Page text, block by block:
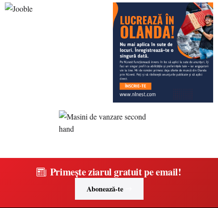
Primește ziarul gratuit pe email!
Abonează-te